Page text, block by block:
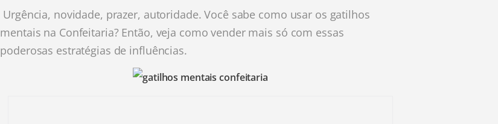
Urgência, novidade, prazer, autoridade. Você sabe como usar os gatilhos
mentais na Confeitaria? Então, veja como vender mais só com essas
poderosas estratégias de influências.